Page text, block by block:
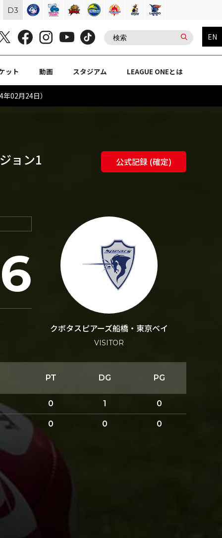
EN
ット 動画 スタジアム LEAGUE ONEとは
02月24日）
ョン1 公式記録 (確定)
クボタスピアーズ船橋・東京ベイ
VISITOR
PT DG PG
0 1 0
0 0 0
D3